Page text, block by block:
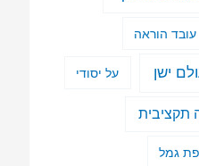
עובד הוראה
ישן על יסודי
תקציבית
גמל